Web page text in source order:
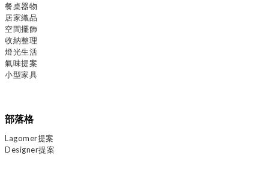
餐桌器物
居家織品
空間擺飾
收納整理
燈光生活
氣味提案
小型家具
部落格
Lagomer提案
Designer提案